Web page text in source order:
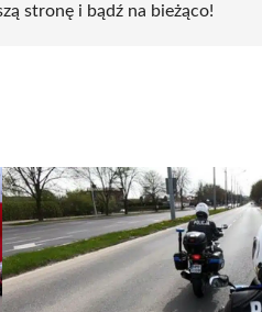
stronę i bądź na bieżąco!